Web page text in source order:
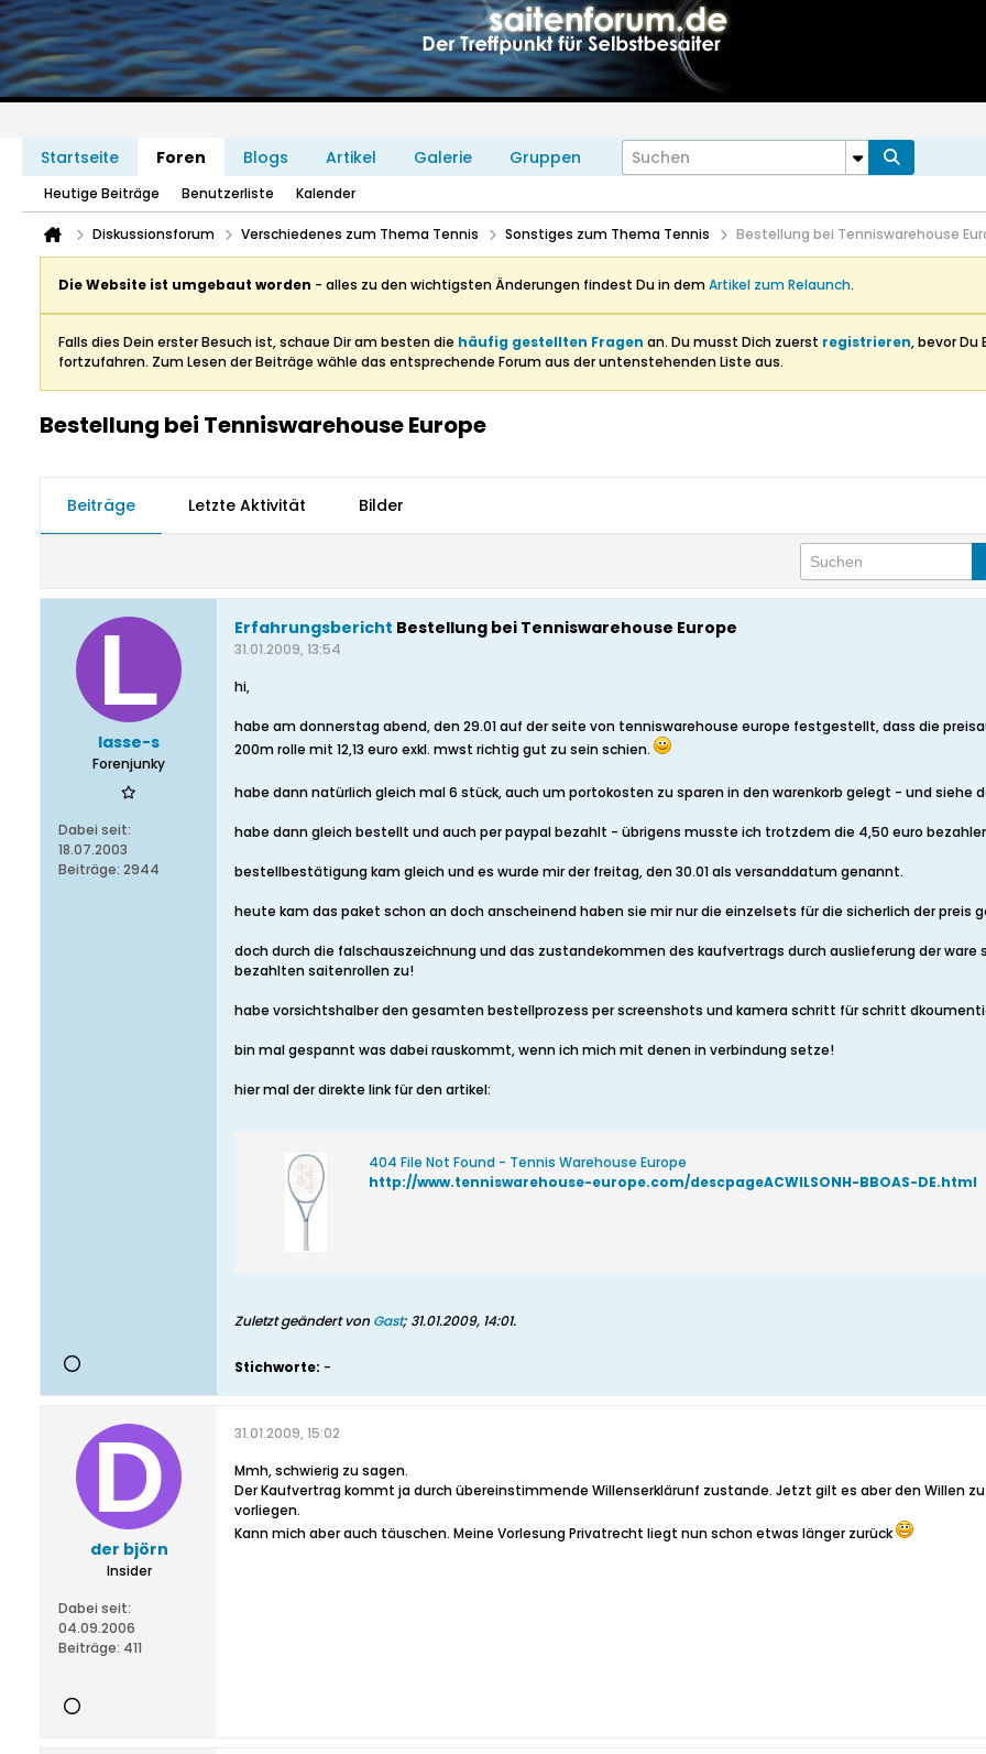
Startseite Foren Blogs Artikel Galerie Gruppen
Heutige Beiträge Benutzerliste Kalender
Diskussionsforum Verschiedenes zum Thema Tennis Sonstiges zum Thema Tennis Bestellung bei Tenniswarehouse
Die Website ist umgebaut worden - alles zu den wichtigsten Änderungen findest Du in demArtikel zum Relaunch.
Falls dies Dein erster Besuch ist, schaue Dir am besten die häufig gestellten Fragen an. Du musst Dich zuerst registrieren, bevor Du
fortzufahren. Zum Lesen der Beiträge wähle das entsprechende Forum aus der untenstehenden Liste aus.
Bestellung bei Tenniswarehouse Europe
Beiträge Letzte Aktivität Bilder
lasse-s
Forenjunky
Dabei seit:
18.07.2003
Beiträge: 2944
Erfahrungsbericht Bestellung bei Tenniswarehouse Europe
31.01.2009, 13:54
hi,
habe am donnerstag abend, den 29.01 auf der seite von tenniswarehouse europe festgestellt, dass die
200m rolle mit 12,13 euro exkl. mwst richtig gut zu sein schien.
habe dann natürlich gleich mal 6 stück, auch um portokosten zu sparen in den warenkorb gelegt - und siehe
habe dann gleich bestellt und auch per paypal bezahlt - übrigens musste ich trotzdem die 4,50 euro
bestellbestätigung kam gleich und es wurde mir der freitag, den 30.01 als versanddatum genannt.
heute kam das paket schon an doch anscheinend haben sie mir nur die einzelsets für die sicherlich der preis
doch durch die falschauszeichnung und das zustandekommen des kaufvertrags durch auslieferung der
bezahlten saitenrollen zu!
habe vorsichtshalber den gesamten bestellprozess per screenshots und kamera schritt für schritt
bin mal gespannt was dabei rauskommt, wenn ich mich mit denen in verbindung setze!
hier mal der direkte link für den artikel:
404 File Not Found - Tennis Warehouse Europe
http://www.tenniswarehouse-europe.com/descpageACWILSONH-BBOAS-DE.html
Zuletzt geändert von Gast; 31.01.2009, 14:01.
Stichworte: -
der björn
Insider
Dabei seit:
04.09.2006
Beiträge: 411
31.01.2009, 15:02
Mmh, schwierig zu sagen.
Der Kaufvertrag kommt ja durch übereinstimmende Willenserklärunf zustande. Jetzt gilt es aber den Willen
vorliegen.
Kann mich aber auch täuschen. Meine Vorlesung Privatrecht liegt nun schon etwas länger zurück